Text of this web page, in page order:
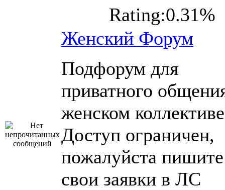
Rating:0.31%
Женский Форум
Подфорум для
приватного
женском
Доступ ограничен,
пожалуйста пишите
свои заявки в ЛС